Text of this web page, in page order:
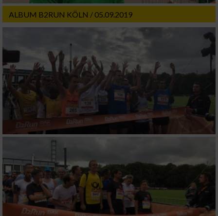
ALBUM B2RUN KÖLN / 05.09.2019